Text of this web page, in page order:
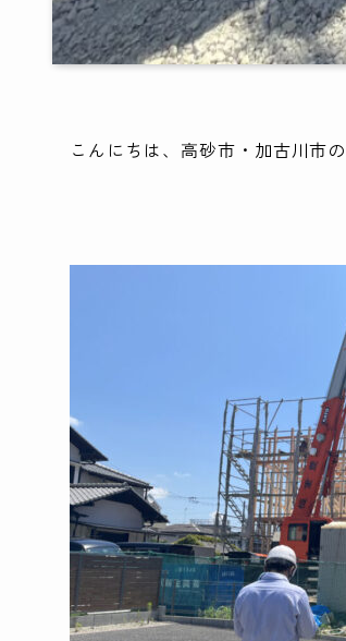
こんにちは、高砂市・加古川市